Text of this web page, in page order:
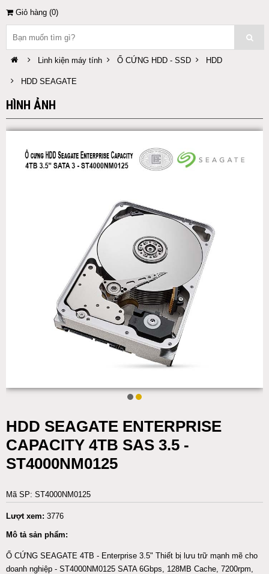
Giỏ hàng (0)
Linh kiện máy tính Ổ CỨNG HDD - SSD HDD
HDD SEAGATE
HÌNH ẢNH
HDD SEAGATE ENTERPRISE
CAPACITY 4TB SAS 3.5 -
ST4000NM0125
Mã SP: ST4000NM0125
Lượt xem: 3776
Mô tả sản phẩm:
Ổ CỨNG SEAGATE 4TB - Enterprise 3.5" Thiết bị lưu trữ mạnh mẽ cho
doanh nghiệp - ST4000NM0125 SATA 6Gbps, 128MB Cache, 7200rpm,